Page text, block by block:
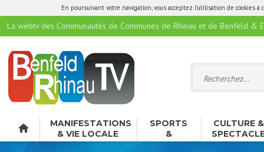
En poursuivant votre navigation, vous acceptez l'utilisation de cookies
La webtv des Communautés de Communes de Rhinau et de Benfeld &
MANIFESTATIONS
& VIE LOCALE
SPORTS
&
LOISIRS
CULTURE &